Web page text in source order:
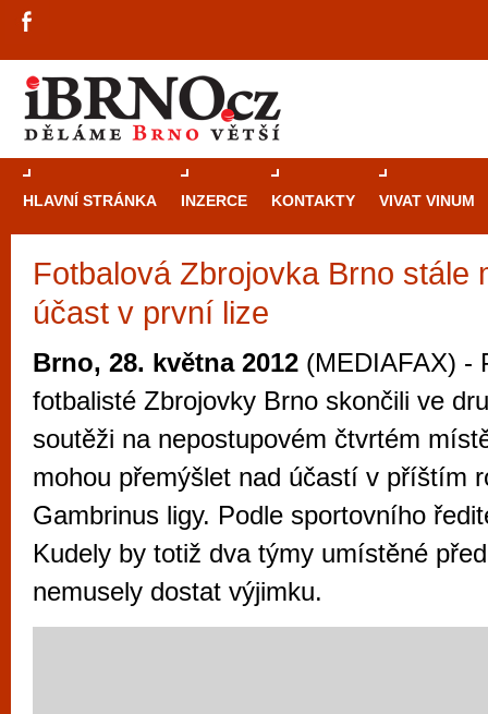
HLAVNÍ STRÁNKA INZERCE KONTAKTY VIVAT VINUM
Fotbalová Zbrojovka Brno stále
účast v první lize
Brno, 28. května 2012 (MEDIAFAX) -
fotbalisté Zbrojovky Brno skončili ve
soutěži na nepostupovém čtvrtém
mohou přemýšlet nad účastí v příštím
Gambrinus ligy. Podle sportovního
Kudely by totiž dva týmy umístěné
nemusely dostat výjimku.
Průvodce
Brno je
zajímavé
restaurace,
Mimo jiné je ale také místem, kde si
vyzkoušet různé kasinové hry. V
metropoli naleznete širokou nabídku her
po moderní automaty jak pro pravidelné
příležitostné hráče. V...